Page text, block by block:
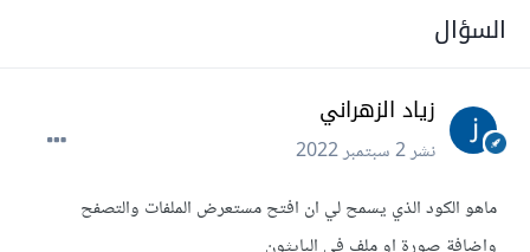
السؤال
زياد الزهراني
نشر2 سبتمبر 2022
ماهو الكود الذي يسمح لي ان افتح مستعرض الملفات والتصفح